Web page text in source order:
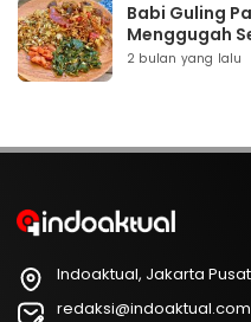
Babi Guling
Menggugah
2 bulan yang lalu
Indoaktual, Jakarta
redaksi@indoaktual.com